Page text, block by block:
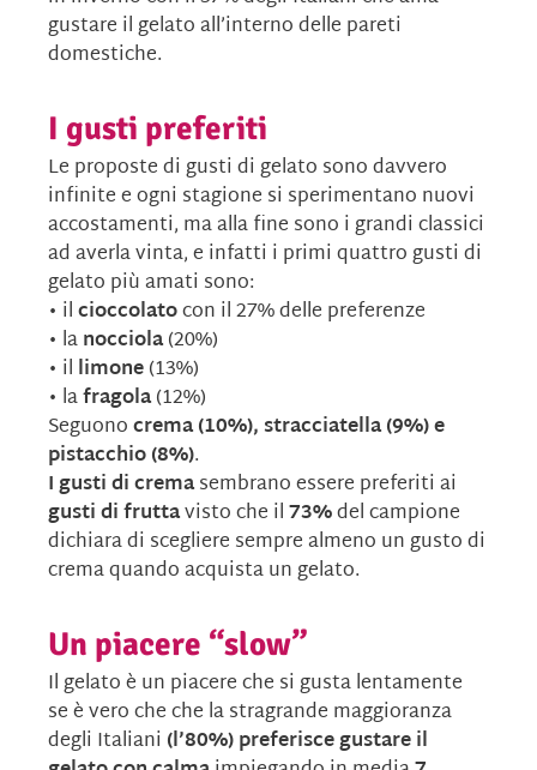
gustare il gelato all’interno delle pareti
domestiche.
I gusti preferiti
Le proposte di gusti di gelato sono davvero
infinite e ogni stagione si sperimentano nuovi
accostamenti, ma alla fine sono i grandi classici
ad averla vinta, e infatti i primi quattro gusti di
gelato più amati sono:
• ilcioccolatocon il 27% delle preferenze
• lanocciola(20%)
• il limone(13%)
• lafragola(12%)
Seguonocrema (10%), stracciatella (9%) e
pistacchio (8%).
I gusti di cremasembrano essere preferiti ai
gusti di fruttavisto che il73%del campione
dichiara di scegliere sempre almeno un gusto di
crema quando acquista un gelato.
Un piacere “slow”
Il gelato è un piacere che si gusta lentamente
se è vero che che la stragrande maggioranza
degli Italiani (l’80%) preferisce gustare il